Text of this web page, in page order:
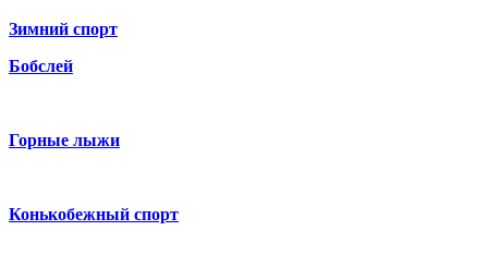
Зимний спорт
Бобслей
Горные лыжи
Конькобежный спорт